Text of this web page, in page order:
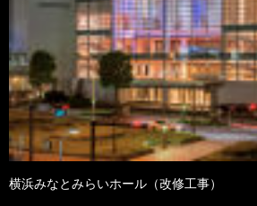
横浜みなとみらいホール（改修工事）